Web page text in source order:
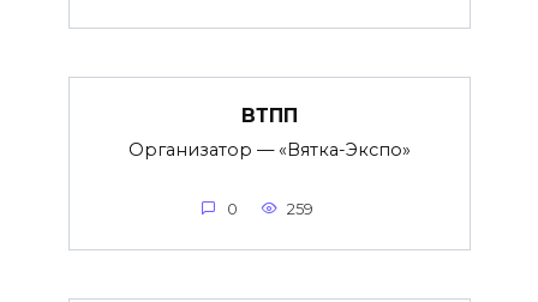
ВТПП
Организатор — «Вятка-Экспо»
0 259